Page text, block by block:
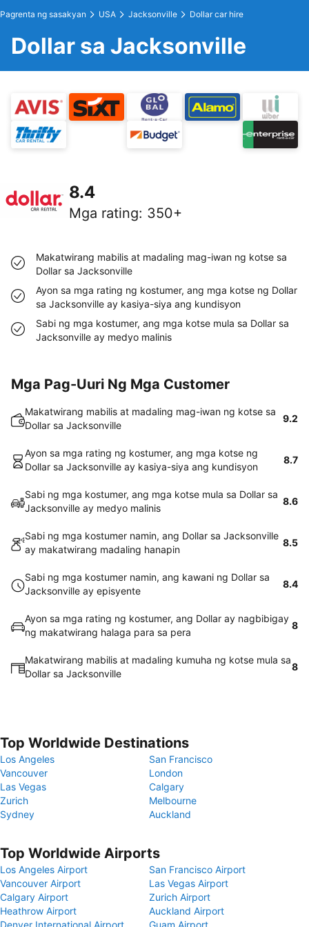
Pagrenta ng sasakyan USA Jacksonville Dollar car hire
Dollar sa Jacksonville
8.4
Mga rating: 350+
Makatwirang mabilis at madaling mag-iwan ng kotse sa
Dollar sa Jacksonville
Ayon sa mga rating ng kostumer, ang mga kotse ng Dollar
sa Jacksonville ay kasiya-siya ang kundisyon
Sabi ng mga kostumer, ang mga kotse mula sa Dollar sa
Jacksonville ay medyo malinis
Mga Pag-Uuri Ng Mga Customer
Makatwirang mabilis at madaling mag-iwan ng kotse sa
Dollar sa Jacksonville
9.2
Ayon sa mga rating ng kostumer, ang mga kotse ng
Dollar sa Jacksonville ay kasiya-siya ang kundisyon
8.7
Sabi ng mga kostumer, ang mga kotse mula sa Dollar sa
Jacksonville ay medyo malinis
8.6
Sabi ng mga kostumer namin, ang Dollar sa Jacksonville
ay makatwirang madaling hanapin
8.5
Sabi ng mga kostumer namin, ang kawani ng Dollar sa
Jacksonville ay episyente
8.4
Ayon sa mga rating ng kostumer, ang Dollar ay nagbibigay
ng makatwirang halaga para sa pera
8
Makatwirang mabilis at madaling kumuha ng kotse mula sa
Dollar sa Jacksonville
8
Top Worldwide Destinations
Los Angeles
San Francisco
Vancouver
London
Las Vegas
Calgary
Zurich
Melbourne
Sydney
Auckland
Top Worldwide Airports
Los Angeles Airport
San Francisco Airport
Vancouver Airport
Las Vegas Airport
Calgary Airport
Zurich Airport
Heathrow Airport
Auckland Airport
Denver International Airport
Guam Airport